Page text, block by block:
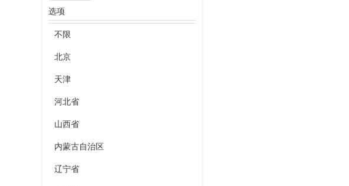
选项
不限
北京
天津
河北省
山西省
内蒙古自治区
辽宁省